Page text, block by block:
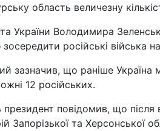
область величезну
України Володимира
російські війська на
зазначив, що раніше Україна
12 російських.
президент повідомив, що після
Запорізької та Херсонської